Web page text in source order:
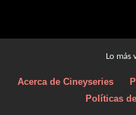
Lo más
Acerca de Cineyseries
Políticas de